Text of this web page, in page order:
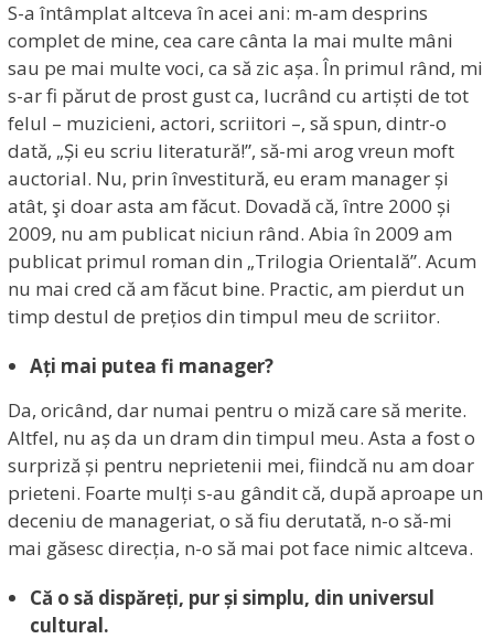
S-a întâmplat altceva în acei ani: m-am desprins
complet de mine, cea care cânta la mai multe mâni
sau pe mai multe voci, ca să zic așa. În primul rând, mi
s-ar fi părut de prost gust ca, lucrând cu artiști de tot
felul – muzicieni, actori, scriitori –, să spun, dintr-o
dată, „Și eu scriu literatură!”, să-mi arog vreun moft
auctorial. Nu, prin învestitură, eu eram manager și
atât, şi doar asta am făcut. Dovadă că, între 2000 și
2009, nu am publicat niciun rând. Abia în 2009 am
publicat primul roman din „Trilogia Orientală”. Acum
nu mai cred că am făcut bine. Practic, am pierdut un
timp destul de prețios din timpul meu de scriitor.
Ați mai putea fi manager?
Da, oricând, dar numai pentru o miză care să merite.
Altfel, nu aș da un dram din timpul meu. Asta a fost o
surpriză și pentru neprietenii mei, fiindcă nu am doar
prieteni. Foarte mulți s-au gândit că, după aproape un
deceniu de manageriat, o să fiu derutată, n-o să-mi
mai găsesc direcția, n-o să mai pot face nimic altceva.
Că o să dispăreți, pur și simplu, din universul
cultural.